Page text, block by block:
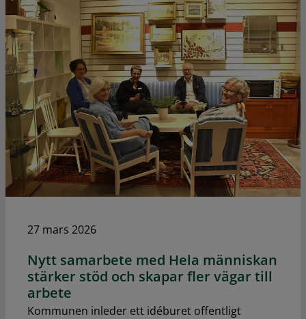
27 mars 2026
Nytt samarbete med Hela människan
stärker stöd och skapar fler vägar till
arbete
Kommunen inleder ett idéburet offentligt